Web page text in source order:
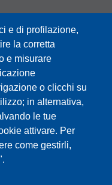
e di profilazione,
la corretta
e misurare
o clicchi su
in alternativa,
le tue
attivare. Per
come gestirli,
e